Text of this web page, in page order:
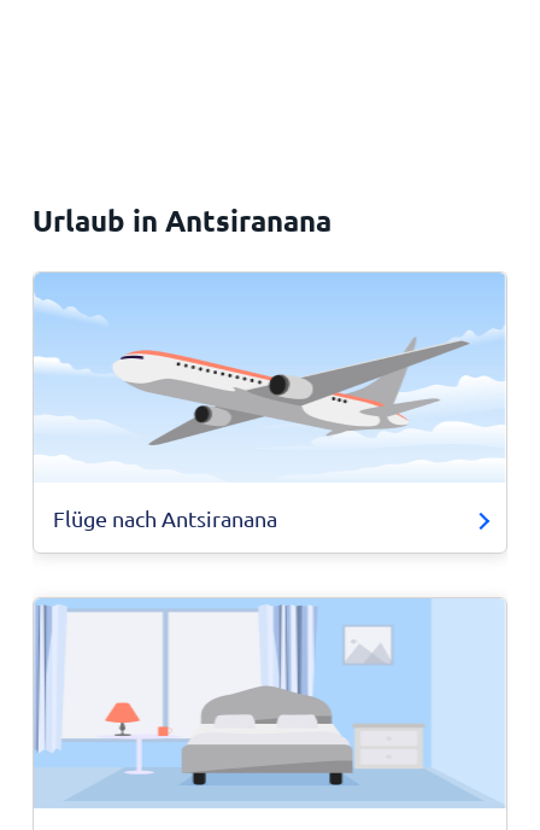
Urlaub in Antsiranana
Flüge nach Antsiranana